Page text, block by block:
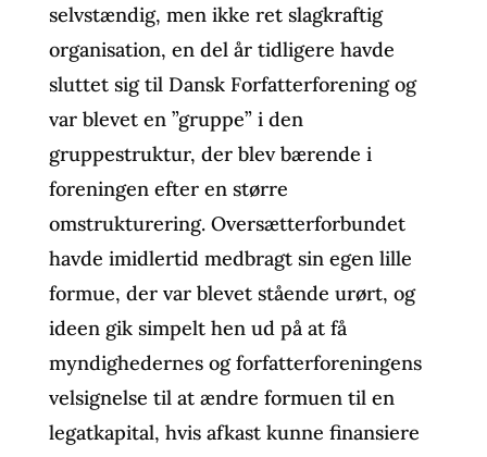
selvstændig, men ikke ret slagkraftig
organisation, en del år tidligere havde
sluttet sig til Dansk Forfatterforening og
var blevet en ”gruppe” i den
gruppestruktur, der blev bærende i
foreningen efter en større
omstrukturering. Oversætterforbundet
havde imidlertid medbragt sin egen lille
formue, der var blevet stående urørt, og
ideen gik simpelt hen ud på at få
myndighedernes og forfatterforeningens
velsignelse til at ændre formuen til en
legatkapital, hvis afkast kunne finansiere